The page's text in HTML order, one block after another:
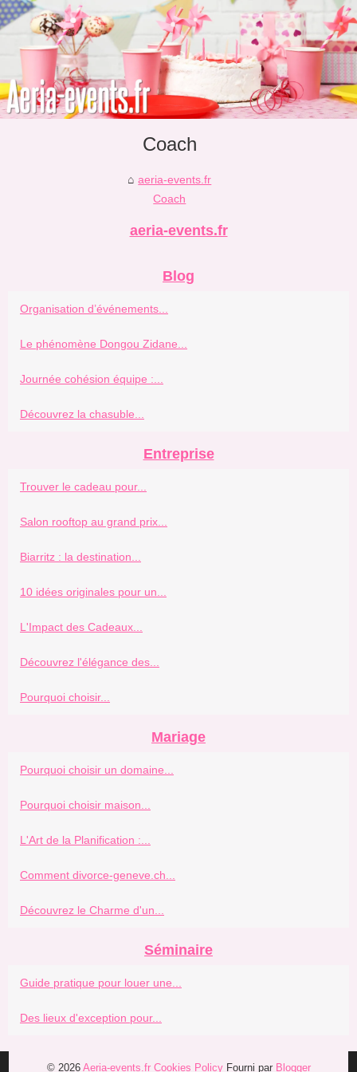
Coach
aeria-events.fr
Coach
aeria-events.fr
Blog
Organisation d’événements...
Le phénomène Dongou Zidane...
Journée cohésion équipe :...
Découvrez la chasuble...
Entreprise
Trouver le cadeau pour...
Salon rooftop au grand prix...
Biarritz : la destination...
10 idées originales pour un...
L'Impact des Cadeaux...
Découvrez l'élégance des...
Pourquoi choisir...
Mariage
Pourquoi choisir un domaine...
Pourquoi choisir maison...
L'Art de la Planification :...
Comment divorce-geneve.ch...
Découvrez le Charme d'un...
Séminaire
Guide pratique pour louer une...
Des lieux d'exception pour...
© 2026 Aeria-events.fr Cookies PolicyFourni par Blogger